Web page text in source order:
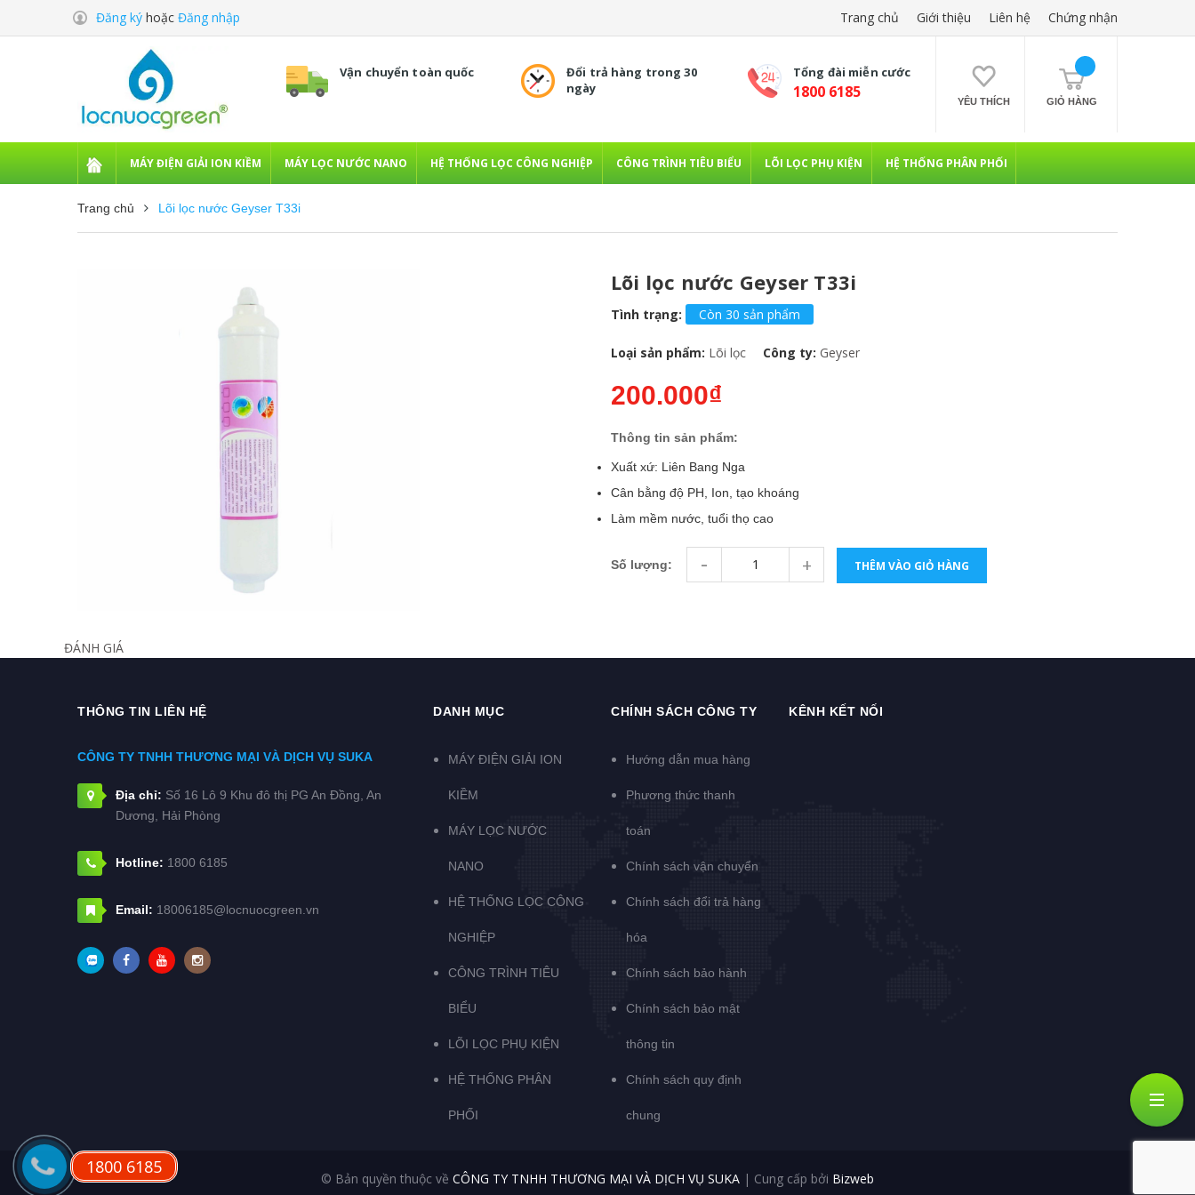
Đăng ký hoặc Đăng nhập Trang chủ Giới thiệu Liên hệ Chứng nhận
Vận chuyển toàn quốc
Đổi trả hàng trong 30
ngày
Tổng đài miễn cước
1800 6185 YÊU THÍCH GIỎ HÀNG
MÁY ĐIỆN GIẢI ION KIỀM MÁY LỌC NƯỚC NANO HỆ THỐNG LỌC CÔNG NGHIỆP CÔNG TRÌNH TIÊU BIỂU LÕI LỌC PHỤ KIỆN HỆ THỐNG PHÂN PHỐI
Trang chủ Lõi lọc nước Geyser T33i
Lõi lọc nước Geyser T33i
Tình trạng: Còn 30 sản phẩm
Loại sản phẩm: Lõi lọc Công ty: Geyser
200.000₫
Thông tin sản phẩm:
Xuất xứ: Liên Bang Nga
Cân bằng độ PH, Ion, tạo khoáng
Làm mềm nước, tuổi thọ cao
Số lượng: - + THÊM VÀO GIỎ HÀNG
ĐÁNH GIÁ
THÔNG TIN LIÊN HỆ
CÔNG TY TNHH THƯƠNG MẠI VÀ DỊCH VỤ SUKA
Địa chỉ: Số 16 Lô 9 Khu đô thị PG An Đồng, An
Dương, Hải Phòng
Hotline: 1800 6185
Email: 18006185@locnuocgreen.vn
DANH MỤC
MÁY ĐIỆN GIẢI ION
KIỀM
MÁY LỌC NƯỚC
NANO
HỆ THỐNG LỌC CÔNG
NGHIỆP
CÔNG TRÌNH TIÊU
BIỂU
LÕI LỌC PHỤ KIỆN
HỆ THỐNG PHÂN
PHỐI
CHÍNH SÁCH CÔNG TY
Hướng dẫn mua hàng
Phương thức thanh
toán
Chính sách vận chuyển
Chính sách đổi trả hàng
hóa
Chính sách bảo hành
Chính sách bảo mật
thông tin
Chính sách quy định
chung
KÊNH KẾT NỐI
© Bản quyền thuộc về CÔNG TY TNHH THƯƠNG MẠI VÀ DỊCH VỤ SUKA | Cung cấp bởi Bizweb
1800 6185